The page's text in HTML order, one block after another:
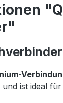
und ist ideal für